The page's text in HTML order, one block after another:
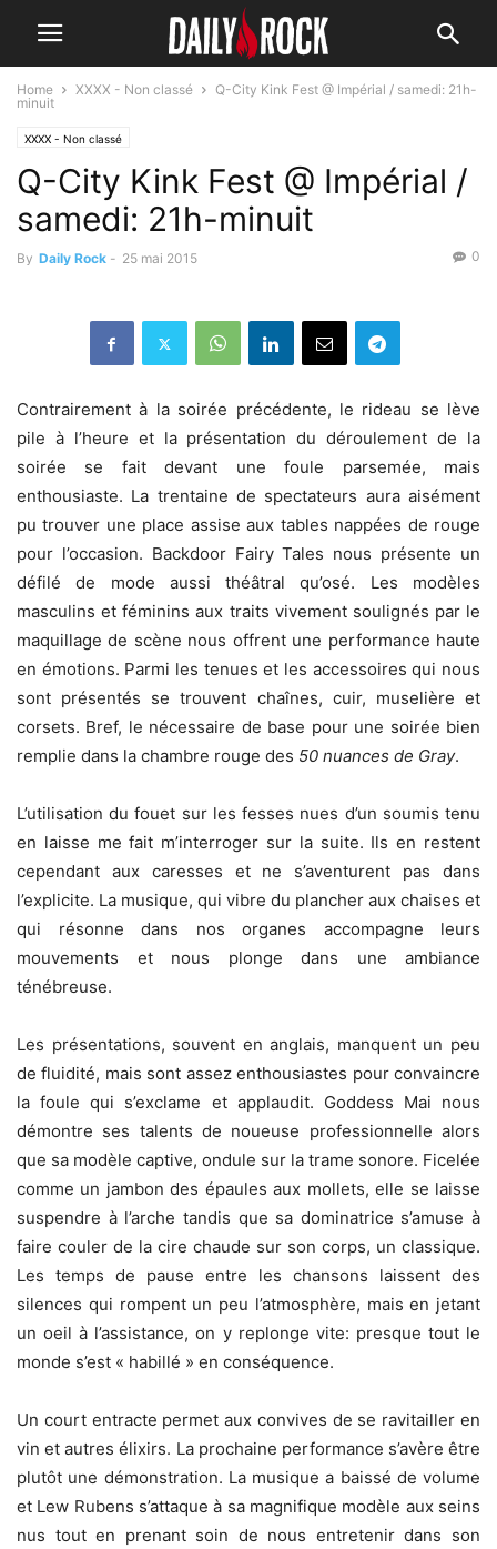
Home XXXX - Non classé
Q-City Kink Fest @ Impérial / samedi: 21h-
minuit
XXXX - Non classé
Q-City Kink Fest @ Impérial /
samedi: 21h-minuit
By Daily Rock - 25 mai 2015 0
Contrairement à la soirée précédente, le rideau se lève
pile à l’heure et la présentation du déroulement de la
soirée se fait devant une foule parsemée, mais
enthousiaste. La trentaine de spectateurs aura aisément
pu trouver une place assise aux tables nappées de rouge
pour l’occasion. Backdoor Fairy Tales nous présente un
défilé de mode aussi théâtral qu’osé. Les modèles
masculins et féminins aux traits vivement soulignés par le
maquillage de scène nous offrent une performance haute
en émotions. Parmi les tenues et les accessoires qui nous
sont présentés se trouvent chaînes, cuir, muselière et
corsets. Bref, le nécessaire de base pour une soirée bien
remplie dans la chambre rouge des 50 nuances de Gray.
L’utilisation du fouet sur les fesses nues d’un soumis tenu
en laisse me fait m’interroger sur la suite. Ils en restent
cependant aux caresses et ne s’aventurent pas dans
l’explicite. La musique, qui vibre du plancher aux chaises et
qui résonne dans nos organes accompagne leurs
mouvements et nous plonge dans une ambiance
ténébreuse.
Les présentations, souvent en anglais, manquent un peu
de fluidité, mais sont assez enthousiastes pour convaincre
la foule qui s’exclame et applaudit. Goddess Mai nous
démontre ses talents de noueuse professionnelle alors
que sa modèle captive, ondule sur la trame sonore. Ficelée
comme un jambon des épaules aux mollets, elle se laisse
suspendre à l’arche tandis que sa dominatrice s’amuse à
faire couler de la cire chaude sur son corps, un classique.
Les temps de pause entre les chansons laissent des
silences qui rompent un peu l’atmosphère, mais en jetant
un oeil à l’assistance, on y replonge vite: presque tout le
monde s’est « habillé » en conséquence.
Un court entracte permet aux convives de se ravitailler en
vin et autres élixirs. La prochaine performance s’avère être
plutôt une démonstration. La musique a baissé de volume
et Lew Rubens s’attaque à sa magnifique modèle aux seins
nus tout en prenant soin de nous entretenir dans son